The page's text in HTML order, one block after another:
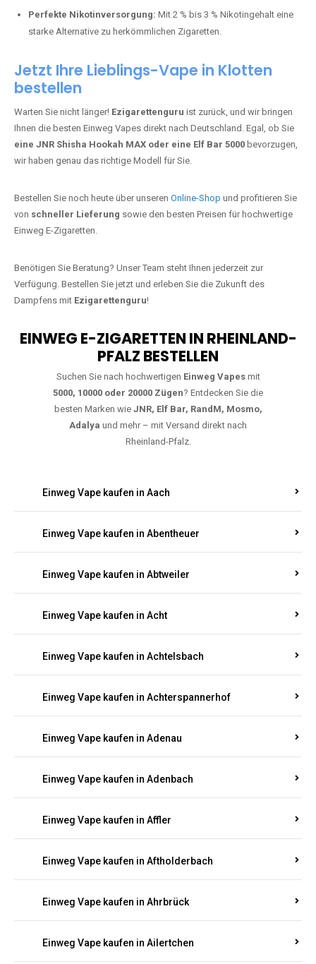
Perfekte Nikotinversorgung: Mit 2 % bis 3 % Nikotingehalt eine
starke Alternative zu herkömmlichen Zigaretten.
Jetzt Ihre Lieblings-Vape in Klotten
bestellen
Warten Sie nicht länger! Ezigarettenguru ist zurück, und wir bringen
Ihnen die besten Einweg Vapes direkt nach Deutschland. Egal, ob Sie
eine JNR Shisha Hookah MAX oder eine Elf Bar 5000 bevorzugen,
wir haben genau das richtige Modell für Sie.
Bestellen Sie noch heute über unseren Online-Shop und profitieren Sie
von schneller Lieferung sowie den besten Preisen für hochwertige
Einweg E-Zigaretten.
Benötigen Sie Beratung? Unser Team steht Ihnen jederzeit zur
Verfügung. Bestellen Sie jetzt und erleben Sie die Zukunft des
Dampfens mit Ezigarettenguru!
EINWEG E-ZIGARETTEN IN RHEINLAND-
PFALZ BESTELLEN
Suchen Sie nach hochwertigen Einweg Vapesmit
5000, 10000 oder 20000 Zügen? Entdecken Sie die
besten Marken wie JNR, Elf Bar, RandM, Mosmo,
Adalya und mehr – mit Versand direkt nach
Rheinland-Pfalz.
Einweg Vape kaufen in Aach
Einweg Vape kaufen in Abentheuer
Einweg Vape kaufen in Abtweiler
Einweg Vape kaufen in Acht
Einweg Vape kaufen in Achtelsbach
Einweg Vape kaufen in Achterspannerhof
Einweg Vape kaufen in Adenau
Einweg Vape kaufen in Adenbach
Einweg Vape kaufen in Affler
Einweg Vape kaufen in Aftholderbach
Einweg Vape kaufen in Ahrbrück
Einweg Vape kaufen in Ailertchen